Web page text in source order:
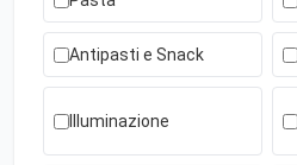
Antipasti e Snack
Illuminazione